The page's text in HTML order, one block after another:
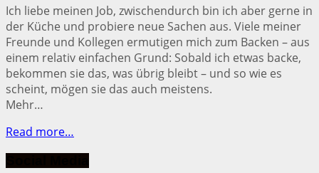
Ich liebe meinen Job, zwischendurch bin ich aber gerne in
der Küche und probiere neue Sachen aus. Viele meiner
Freunde und Kollegen ermutigen mich zum Backen – aus
einem relativ einfachen Grund: Sobald ich etwas backe,
bekommen sie das, was übrig bleibt – und so wie es
scheint, mögen sie das auch meistens.
Mehr…
Read more…